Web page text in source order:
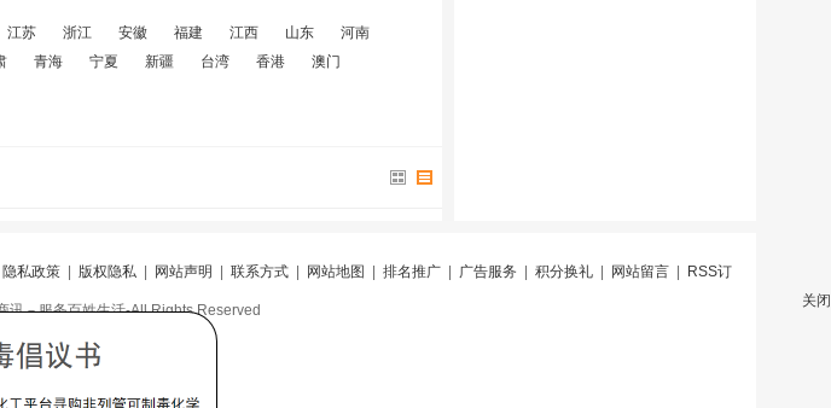
江苏 浙江 安徽 福建 江西 山东
河南
青海 宁夏 新疆 台湾 香港 澳门
隐私政策| 版权隐私| 网站声明 联系方式| 网站地图 排名推广| 广告服务 积分换礼| 网站留言| RSS订
号-5|冀公网安备13098402000099号
讯－服务百姓生活-All Rights Reserved
关闭